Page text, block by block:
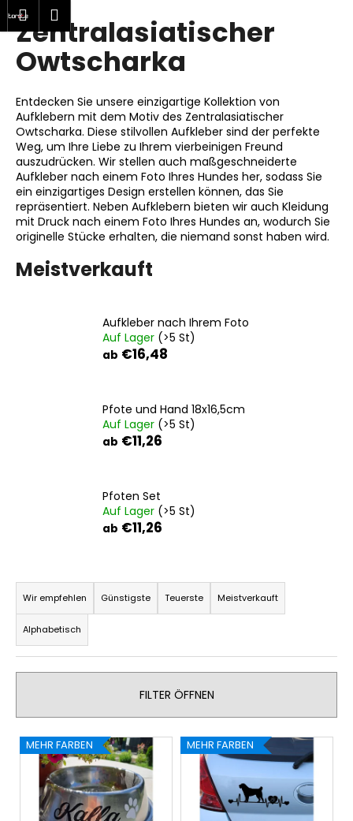
Zum
Inhalt
springen
Warenkorb
Zentralasiatischer
Owtscharka
Entdecken Sie unsere einzigartige Kollektion von
Aufklebern mit dem Motiv des Zentralasiatischer
Owtscharka. Diese stilvollen Aufkleber sind der perfekte
Weg, um Ihre Liebe zu Ihrem vierbeinigen Freund
auszudrücken. Wir stellen auch maßgeschneiderte
Aufkleber nach einem Foto Ihres Hundes her, sodass Sie
ein einzigartiges Design erstellen können, das Sie
repräsentiert. Neben Aufklebern bieten wir auch Kleidung
mit Druck nach einem Foto Ihres Hundes an, wodurch Sie
originelle Stücke erhalten, die niemand sonst haben wird.
Meistverkauft
Aufkleber nach Ihrem Foto
Auf Lager (>5 St)
ab €16,48
Pfote und Hand 18x16,5cm
Auf Lager (>5 St)
ab €11,26
Pfoten Set
Auf Lager (>5 St)
ab €11,26
P
o
d
u
s
o
Wir empfehlen Günstigste Teuerste Meistverkauft
Alphabetisch
FILTER ÖFFNEN
L
i
MEHR FARBEN MEHR FARBEN
W
a
Zurück
zum
Zurück
zum
a
s
s
u
c
h
e
S
SUCHEN
f
e
h
e
n
PFOTE
UND
HAND
18X16,5CM
€11,26